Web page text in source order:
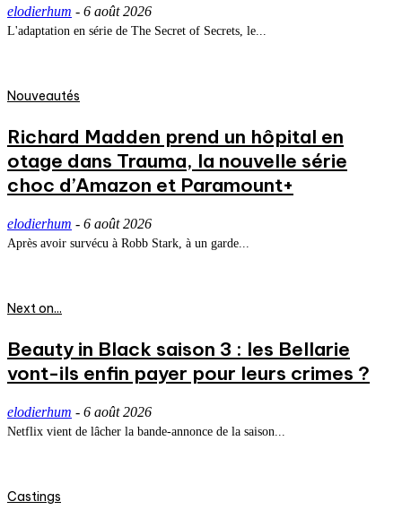
elodierhum - 6 août 2026
L'adaptation en série de The Secret of Secrets, le...
Nouveautés
Richard Madden prend un hôpital en
otage dans Trauma, la nouvelle série
choc d’Amazon et Paramount+
elodierhum - 6 août 2026
Après avoir survécu à Robb Stark, à un garde...
Next on...
Beauty in Black saison 3 : les Bellarie
vont-ils enfin payer pour leurs crimes ?
elodierhum - 6 août 2026
Netflix vient de lâcher la bande-annonce de la saison...
Castings